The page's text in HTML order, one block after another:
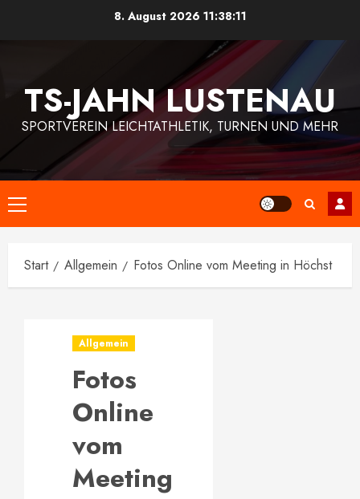
8. August 2026 11:38:12
TS-JAHN LUSTENAU
SPORTVEREIN LEICHTATHLETIK, TURNEN UND MEHR
Primäres
Menü
Start Allgemein Fotos Online vom Meeting in Höchst
Allgemein
Fotos
Online
vom
Meeting